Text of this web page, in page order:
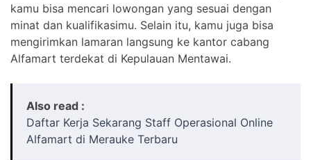
kamu bisa mencari lowongan yang sesuai dengan
minat dan kualifikasimu. Selain itu, kamu juga bisa
mengirimkan lamaran langsung ke kantor cabang
Alfamart terdekat di Kepulauan Mentawai.
Also read :
Daftar Kerja Sekarang Staff Operasional Online
Alfamart di Merauke Terbaru